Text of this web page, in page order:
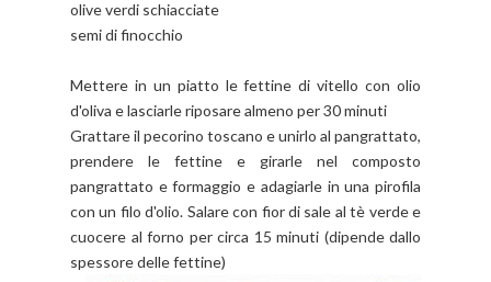
olive verdi schiacciate
semi di finocchio
Mettere in un piatto le fettine di vitello con olio
d'oliva e lasciarle riposare almeno per 30 minuti
Grattare il pecorino toscano e unirlo al pangrattato,
prendere le fettine e girarle nel composto
pangrattato e formaggio e adagiarle in una pirofila
con un filo d'olio. Salare con fior di sale al tè verde e
cuocere al forno per circa 15 minuti (dipende dallo
spessore delle fettine)